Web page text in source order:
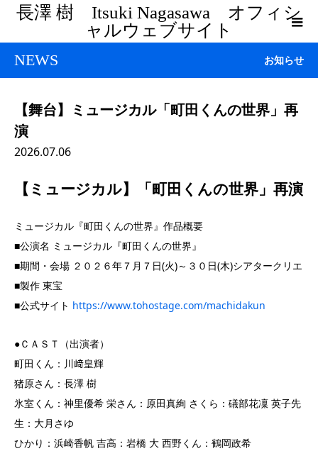
長澤 樹 Itsuki Nagasawa オフィシ
ャルウェブサイト
NEWS お知らせ
【舞台】ミュージカル「町田くんの世界」再
演
2026.07.06
【ミュージカル】「町田くんの世界」再演
ミュージカル『町田くんの世界』作品概要
■公演名 ミュージカル『町田くんの世界』
■期間・会場 ２０２６年７月７日(火)～３０日(木)シアタークリエ
■製作 東宝
■公式サイト https://www.tohostage.com/machidakun
●ＣＡＳＴ（出演者）
町田くん：川﨑皇輝
猪原さん：長澤 樹
氷室くん：神里優希 栄さん：原田真絢 さくら：礒部花凜 英子先
生：大月さゆ
ひかり：浜崎香帆 吉高：岩橋 大 西野くん：鶴岡政希